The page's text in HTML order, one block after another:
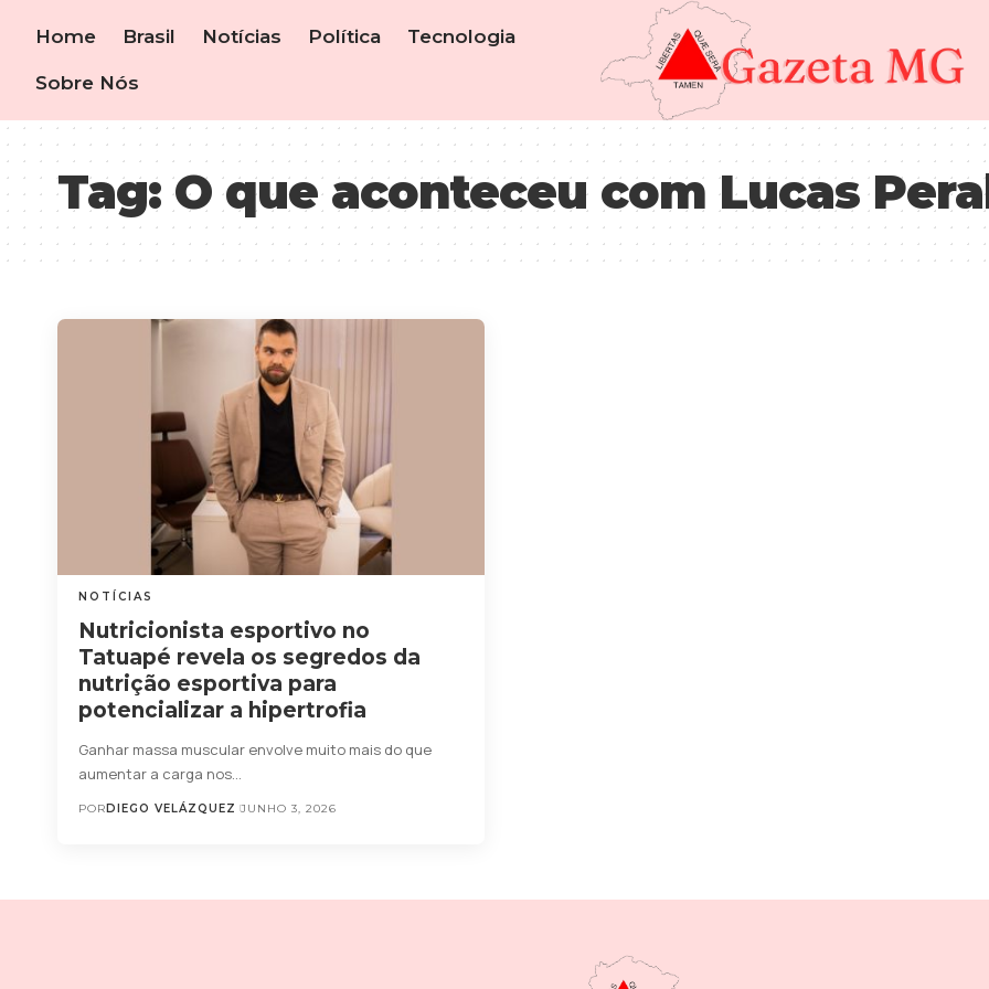
Home Brasil Notícias Política Tecnologia
Sobre Nós
Tag:O que aconteceu com Lucas
NOTÍCIAS
Nutricionista esportivo no
Tatuapé revela os segredos da
nutrição esportiva para
potencializar a hipertrofia
Ganhar massa muscular envolve muito mais do que
aumentar a carga nos…
PORDIEGO VELÁZQUEZ JUNHO 3, 2026